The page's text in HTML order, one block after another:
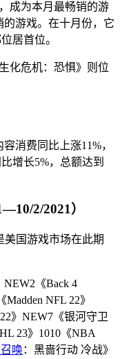
成为本月最畅销的游
的游戏。在十月份，它
居首位。
化危机：恐惧》则位
消费同比上涨11%，
增长5%，总额达到
2/2021）
国游戏市场在此期
《Back 4
NFL 22》
》NEW7《银河守卫
23》1010《NBA
唤 ：黑啬行动 冷战》